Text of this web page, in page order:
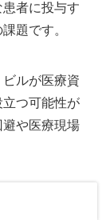
者に投与す
題です。
ルが医療資
つ可能性が
や医療現場